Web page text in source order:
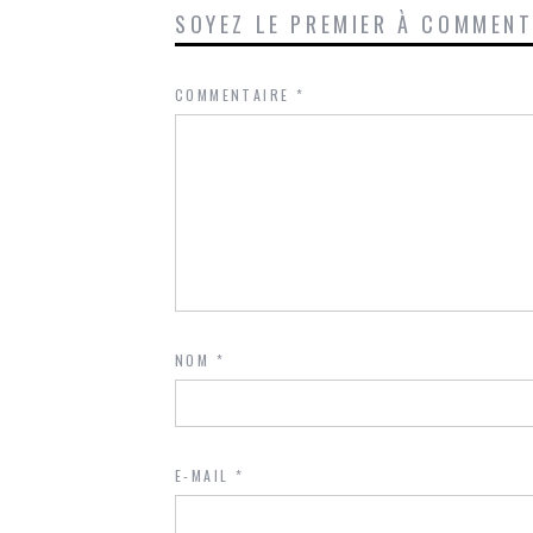
SOYEZ LE PREMIER À
COMMENTAIRE *
NOM *
E-MAIL *